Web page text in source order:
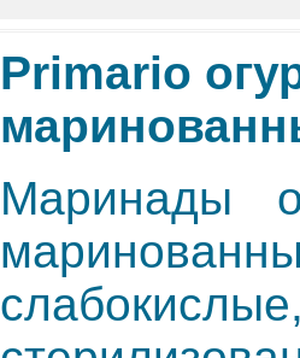
Primario
Маринады